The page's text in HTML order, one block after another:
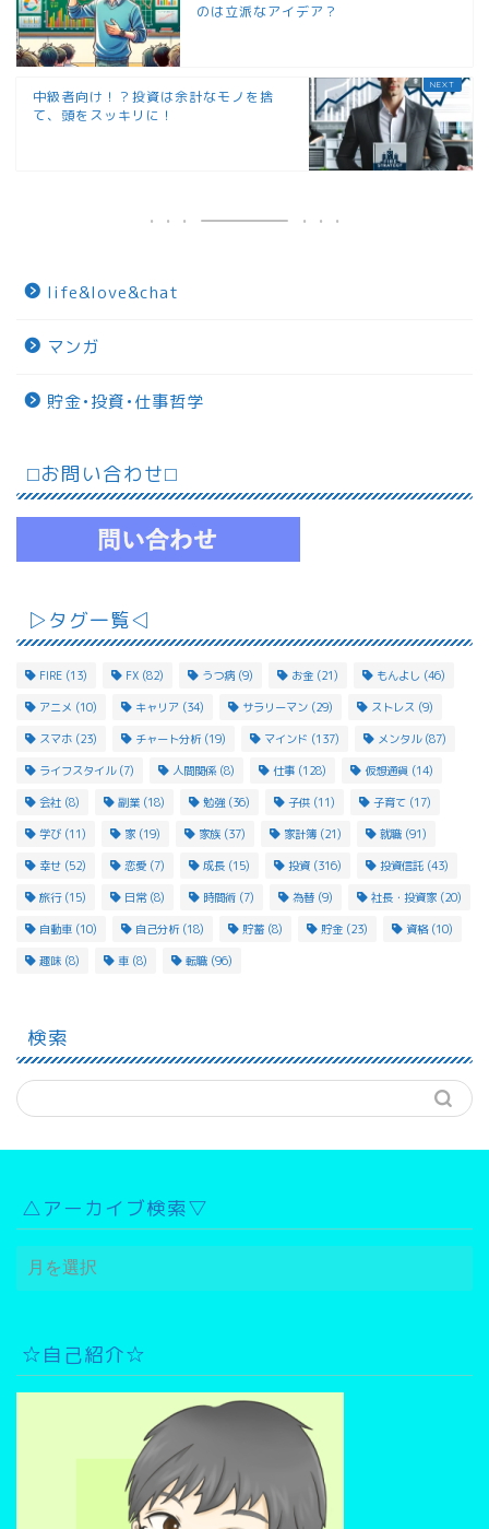
のは立派なアイデア？
中級者向け！？投資は余計なモノを捨
て、頭をスッキリに！
life&love&chat
マンガ
貯金•投資•仕事哲学
⬜︎お問い合わせ⬜︎
▷タグ一覧◁
FIRE (13) FX (82) うつ病 (9) お金 (21) もんよし (46)
アニメ (10) キャリア (34) サラリーマン (29) ストレス (9)
スマホ (23) チャート分析 (19) マインド (137) メンタル(87)
ライフスタイル(7) 人間関係 (8) 仕事 (128) 仮想通貨 (14)
会社 (8) 副業 (18) 勉強(36) 子供 (11) 子育て (17)
学び (11) 家 (19) 家族 (37) 家計簿 (21) 就職 (91)
幸せ (52) 恋愛 (7) 成長 (15) 投資 (316) 投資信託 (43)
旅行(15) 日常(8) 時間術 (7) 為替 (9) 社長・投資家 (20)
自動車 (10) 自己分析 (18) 貯蓄 (8) 貯金 (23) 資格(10)
趣味 (8) 車 (8) 転職 (96)
検索
△アーカイブ検索▽
△
ア
イ
ブ
検
☆自己紹介☆